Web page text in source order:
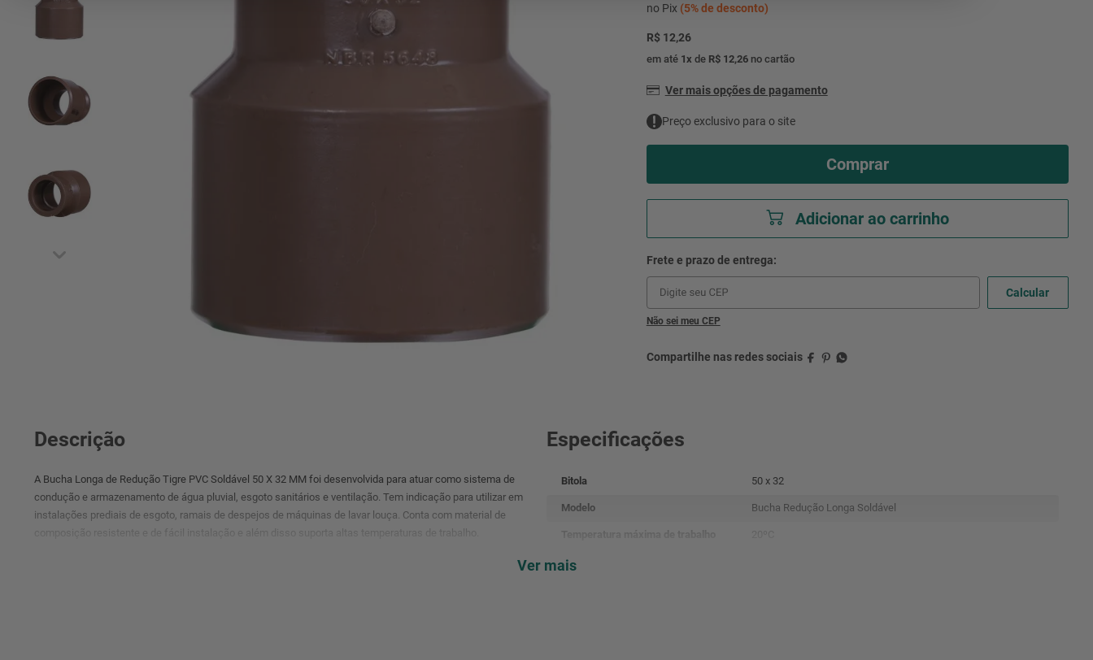
no Pix (5%de desconto)
R$ 12,26
em até 1x de R$ 12,26no cartão
Ver mais opções de pagamento
Preço exclusivo para o site
Comprar
Adicionar ao carrinho
Não sei meu CEP
Descrição
A Bucha Longa de Redução Tigre PVC Soldável 50 X 32 MM foi desenvolvida para atuar como sistema de
condução e armazenamento de água pluvial, esgoto sanitários e ventilação. Tem indicação para utilizar em
instalações prediais de esgoto, ramais de despejos de máquinas de lavar louça. Conta com material de
composição resistente e de fácil instalação e além disso suporta altas temperaturas de trabalho.
Especificações
Bitola 50 x 32
Modelo Bucha Redução Longa Soldável
Material
Ver mais
mesa
condicionado